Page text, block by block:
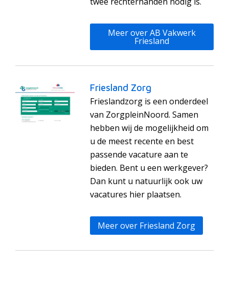
Meer over AB Vakwerk
Friesland
Friesland Zorg
Frieslandzorg is een onderdeel
van ZorgpleinNoord. Samen
hebben wij de mogelijkheid om
u de meest recente en best
passende vacature aan te
bieden. Bent u een werkgever?
Dan kunt u natuurlijk ook uw
vacatures hier plaatsen.
Meer over Friesland Zorg